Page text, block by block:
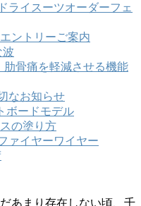
ライスーツオーダーフェ
ントリーご案内
波
肋骨痛を軽減させる機能
なお知らせ
ボードモデル
の塗り方
ァイヤーワイヤー
あまり存在しない頃、千